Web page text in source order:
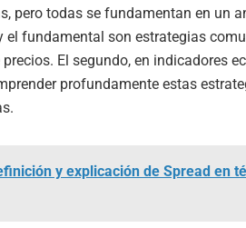
pero todas se fundamentan en un
fundamental son estrategias
El segundo, en indicadores
profundamente estas
y explicación de Spread en